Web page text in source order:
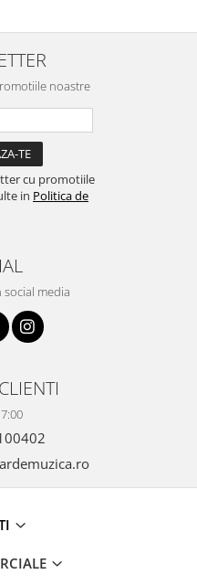
noastre
cu promotiile
in Politica de
social media